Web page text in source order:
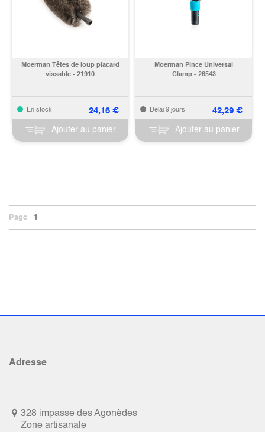
Moerman Têtes de loup placard
vissable - 21910
En stock 24,16€
Ajouter au panier
Moerman Pince Universal
Clamp - 26543
Délai 9 jours 42,29€
Ajouter au panier
Page 1
Adresse
328 impasse des Agonèdes
Zone artisanale